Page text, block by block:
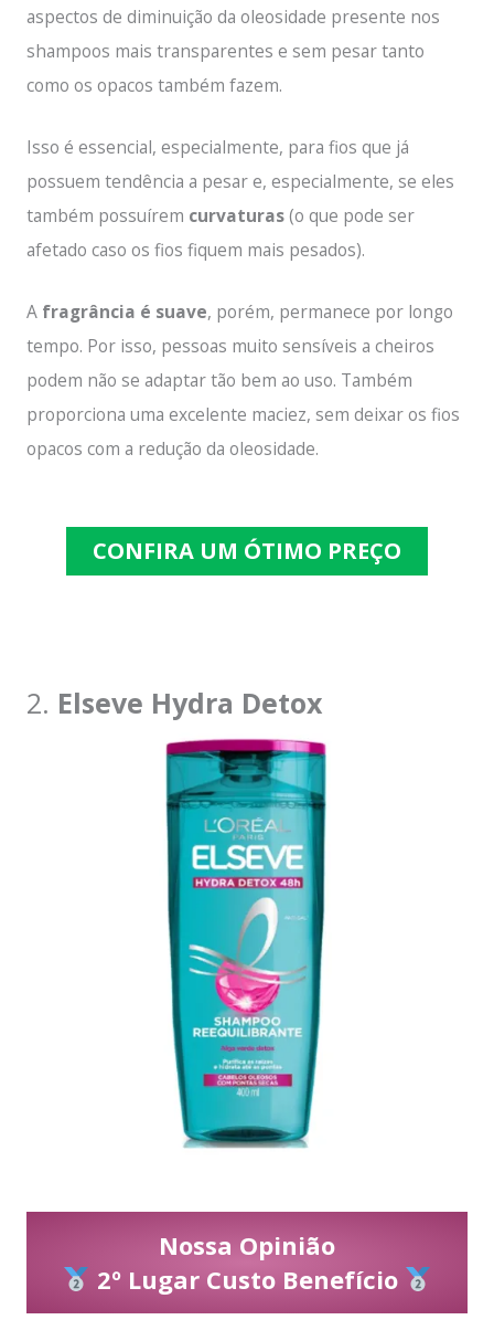
aspectos de diminuição da oleosidade presente nos
shampoos mais transparentes e sem pesar tanto
como os opacos também fazem.
Isso é essencial, especialmente, para fios que já
possuem tendência a pesar e, especialmente, se eles
também possuírem curvaturas(o que pode ser
afetado caso os fios fiquem mais pesados).
A fragrância é suave, porém, permanece por longo
tempo. Por isso, pessoas muito sensíveis a cheiros
podem não se adaptar tão bem ao uso. Também
proporciona uma excelente maciez, sem deixar os fios
opacos com a redução da oleosidade.
CONFIRA UM ÓTIMO PREÇO
2. Elseve Hydra Detox
Nossa Opinião
2º Lugar Custo Benefício